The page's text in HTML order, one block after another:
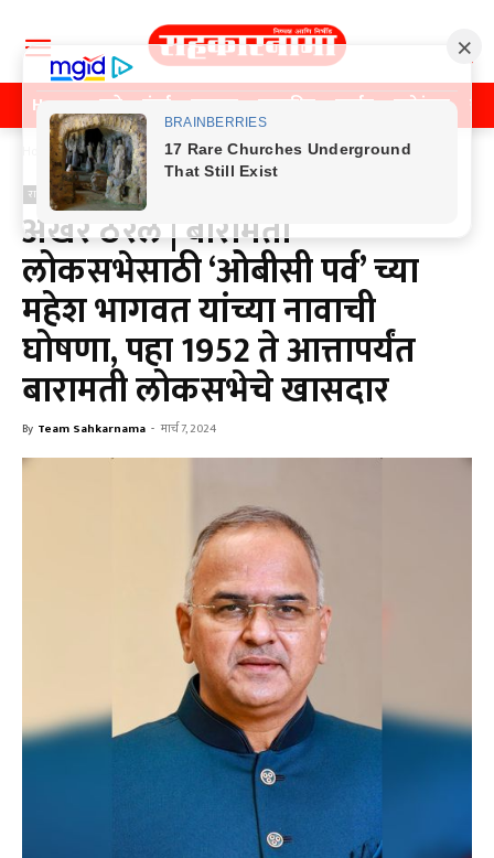
Home पुणे मुंबई महाराष्ट्र राजकीय क्राईम मनोरंजन
Home राजकीय
राजकीय
अखेर ठरलं | बारामती
लोकसभेसाठी ‘ओबीसी पर्व’ च्या
महेश भागवत यांच्या नावाची
घोषणा, पहा 1952 ते आत्तापर्यंत
बारामती लोकसभेचे खासदार
By Team Sahkarnama - मार्च 7, 2024